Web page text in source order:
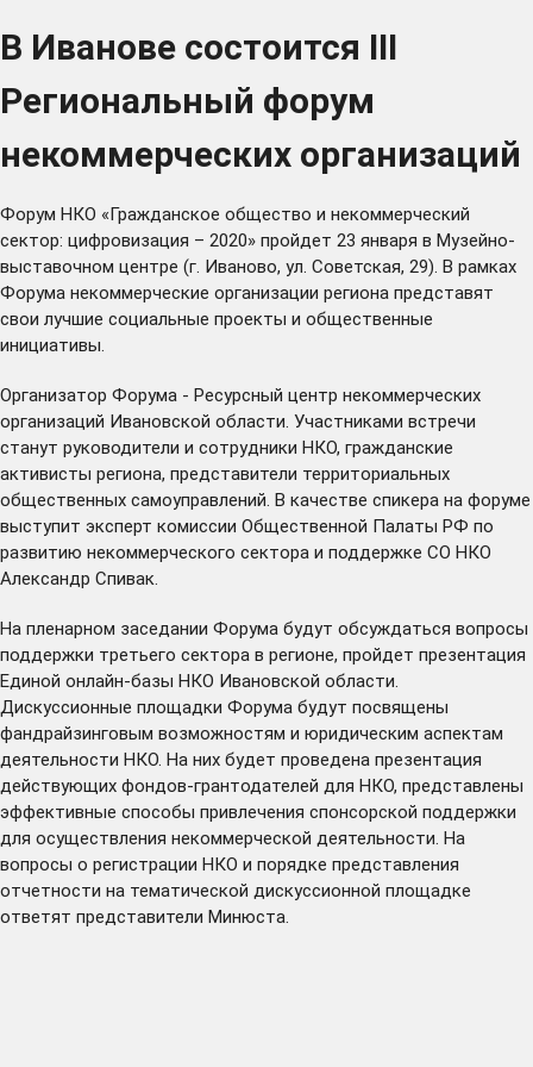
В Иванове состоится III
Региональный форум
некоммерческих организаций
Форум НКО «Гражданское общество и некоммерческий
сектор: цифровизация – 2020» пройдет 23 января в Музейно-
выставочном центре (г. Иваново, ул. Советская, 29). В рамках
Форума некоммерческие организации региона представят
свои лучшие социальные проекты и общественные
инициативы.
Организатор Форума - Ресурсный центр некоммерческих
организаций Ивановской области. Участниками встречи
станут руководители и сотрудники НКО, гражданские
активисты региона, представители территориальных
общественных самоуправлений. В качестве спикера на форуме
выступит эксперт комиссии Общественной Палаты РФ по
развитию некоммерческого сектора и поддержке СО НКО
Александр Спивак.
На пленарном заседании Форума будут обсуждаться вопросы
поддержки третьего сектора в регионе, пройдет презентация
Единой онлайн-базы НКО Ивановской области.
Дискуссионные площадки Форума будут посвящены
фандрайзинговым возможностям и юридическим аспектам
деятельности НКО. На них будет проведена презентация
действующих фондов-грантодателей для НКО, представлены
эффективные способы привлечения спонсорской поддержки
для осуществления некоммерческой деятельности. На
вопросы о регистрации НКО и порядке представления
отчетности на тематической дискуссионной площадке
ответят представители Минюста.